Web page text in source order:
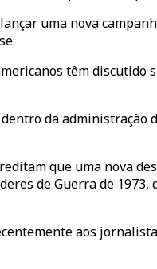
uma nova
têm
da
que uma nova
de Guerra de
aos